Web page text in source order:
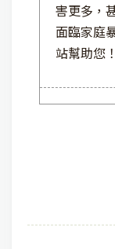
害更多，
面臨家庭
站幫助您！